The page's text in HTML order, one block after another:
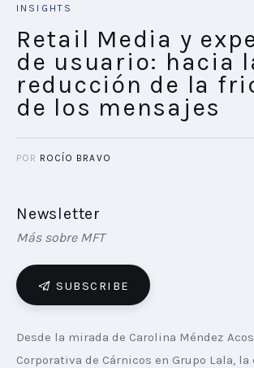
INSIGHTS
Retail Media y
de usuario: hacia
reducción de la
de los mensajes
POR ROCÍO BRAVO
Newsletter
Más sobre MFT
SUBSCRIBE
Desde la mirada de Carolina Méndez
Corporativa de Cárnicos en Grupo Lala,